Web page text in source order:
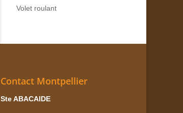
Volet roulant
Contact Montpellier
Ste ABACAIDE